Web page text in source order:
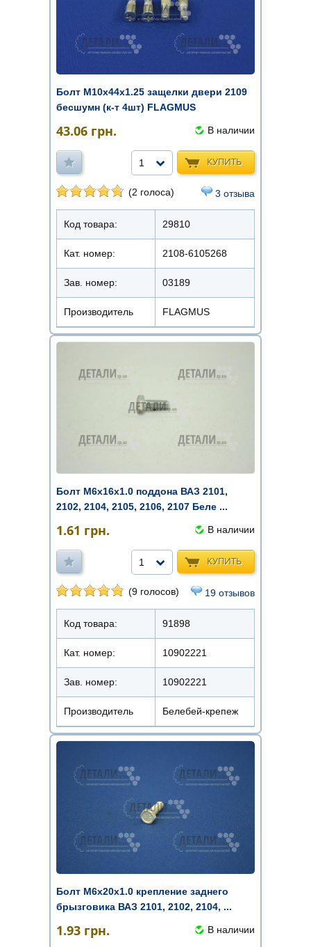
Болт М10х44х1.25 защелки двери 2109
бесшумн (к-т 4шт) FLAGMUS
43.06 грн. В наличии
КУПИТЬ
1
(2 голоса) 3 отзыва
Код товара: 29810
Кат. номер: 2108-6105268
Зав. номер: 03189
Производитель FLAGMUS
Болт М6х16х1.0 поддона ВАЗ 2101,
2102, 2104, 2105, 2106, 2107 Беле ...
1.61 грн. В наличии
КУПИТЬ
1
(9 голосов) 19 отзывов
Код товара: 91898
Кат. номер: 10902221
Зав. номер: 10902221
Производитель Белебей-крепеж
Болт М6х20х1.0 крепление заднего
брызговика ВАЗ 2101, 2102, 2104, ...
1.93 грн. В наличии